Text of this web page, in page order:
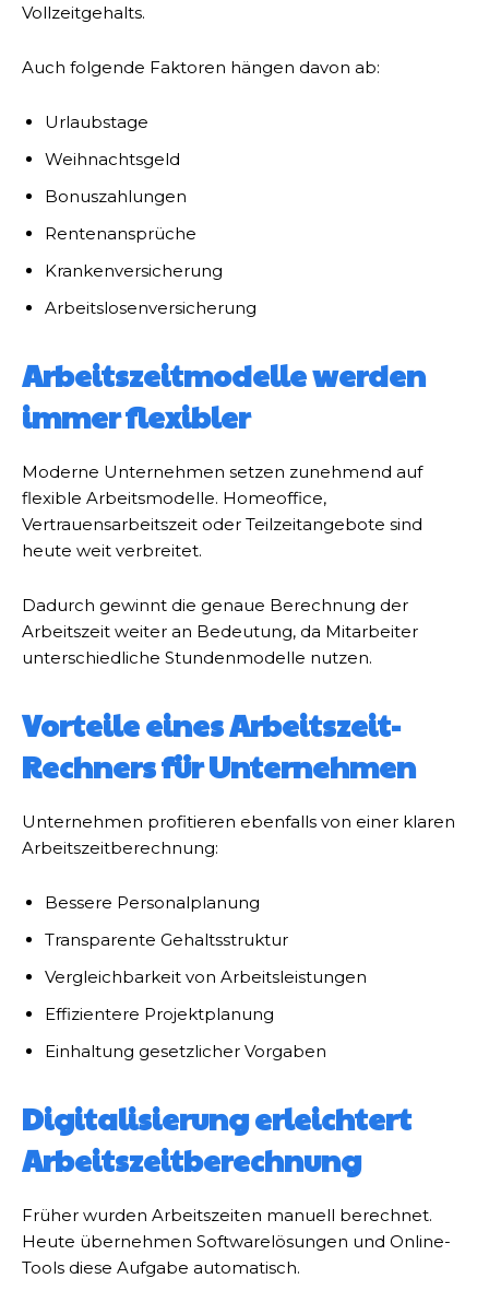
Vollzeitgehalts.
Auch folgende Faktoren hängen davon ab:
Urlaubstage
Weihnachtsgeld
Bonuszahlungen
Rentenansprüche
Krankenversicherung
Arbeitslosenversicherung
Arbeitszeitmodelle werden
immer flexibler
Moderne Unternehmen setzen zunehmend auf
flexible Arbeitsmodelle. Homeoffice,
Vertrauensarbeitszeit oder Teilzeitangebote sind
heute weit verbreitet.
Dadurch gewinnt die genaue Berechnung der
Arbeitszeit weiter an Bedeutung, da Mitarbeiter
unterschiedliche Stundenmodelle nutzen.
Vorteile eines Arbeitszeit-
Rechners für Unternehmen
Unternehmen profitieren ebenfalls von einer klaren
Arbeitszeitberechnung:
Bessere Personalplanung
Transparente Gehaltsstruktur
Vergleichbarkeit von Arbeitsleistungen
Effizientere Projektplanung
Einhaltung gesetzlicher Vorgaben
Digitalisierung erleichtert
Arbeitszeitberechnung
Früher wurden Arbeitszeiten manuell berechnet.
Heute übernehmen Softwarelösungen und Online-
Tools diese Aufgabe automatisch.